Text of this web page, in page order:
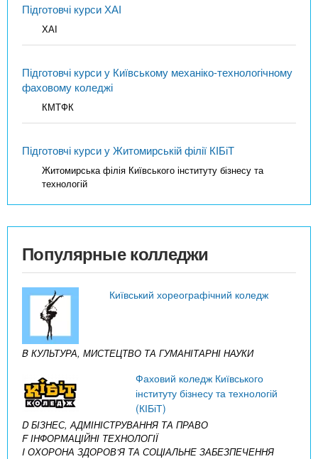
Підготовчі курси ХАІ
ХАІ
Підготовчі курси у Київському механіко-технологічному
фаховому коледжі
КМТФК
Підготовчі курси у Житомирській філії КІБіТ
Житомирська філія Київського інституту бізнесу та
технологій
Популярные колледжи
Київський хореографічний коледж
B КУЛЬТУРА, МИСТЕЦТВО ТА ГУМАНІТАРНІ НАУКИ
Фаховий коледж Київського
інституту бізнесу та технологій
(КІБіТ)
D БІЗНЕС, АДМІНІСТРУВАННЯ ТА ПРАВО
F ІНФОРМАЦІЙНІ ТЕХНОЛОГІЇ
I ОХОРОНА ЗДОРОВ’Я ТА СОЦІАЛЬНЕ ЗАБЕЗПЕЧЕННЯ